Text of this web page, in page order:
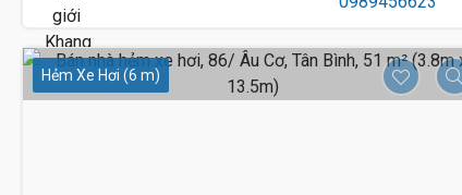
Hẻm Xe Hơi (6 m)